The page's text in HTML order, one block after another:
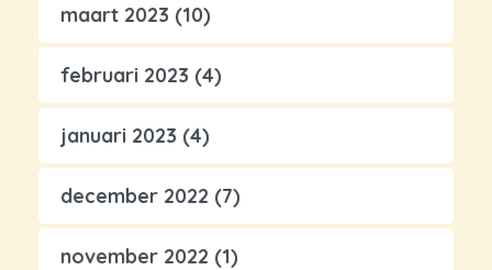
maart 2023 (10)
februari 2023 (4)
januari 2023 (4)
december 2022 (7)
november 2022 (1)